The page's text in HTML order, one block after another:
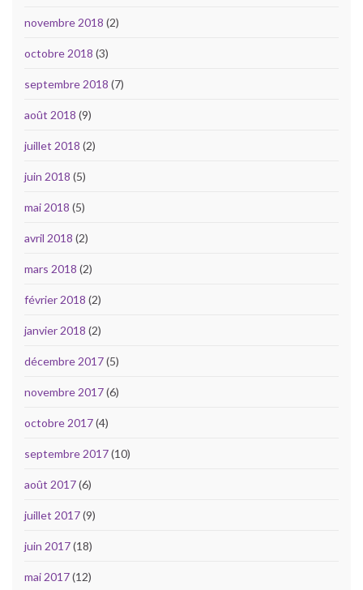
novembre 2018 (2)
octobre 2018 (3)
septembre 2018 (7)
août 2018 (9)
juillet 2018 (2)
juin 2018 (5)
mai 2018 (5)
avril 2018 (2)
mars 2018 (2)
février 2018 (2)
janvier 2018 (2)
décembre 2017(5)
novembre 2017(6)
octobre 2017(4)
septembre 2017(10)
août 2017(6)
juillet 2017(9)
juin 2017(18)
mai 2017(12)